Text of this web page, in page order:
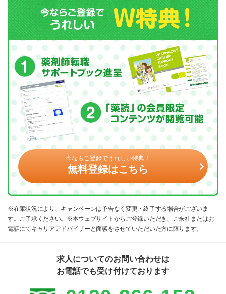
今ならご登録でうれしい特典！
無料登録はこちら
※在庫状況により、キャンペーンは予告なく変更・終了する場合がございま
す。ご了承ください。※本ウェブサイトからご登録いただき、ご来社またはお
電話にてキャリアアドバイザーと面談をさせていただいた方に限ります。
求人についてのお問い合わせは
お電話でも受け付けております